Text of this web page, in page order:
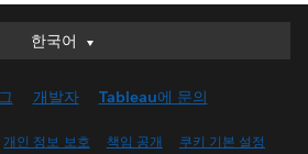
한국어
한국어
English (UK)
개발자 Tableau에 문의
개인 정보 보호 책임 공개 쿠키 기본 설정